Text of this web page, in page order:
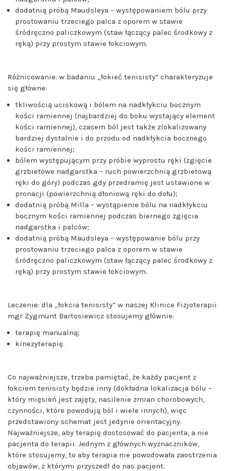
dodatnią próbą Maudsleya – występowaniem bólu przy
prostowaniu trzeciego palca z oporem w stawie
śródręczno paliczkowym (staw łączący palec środkowy z
ręką) przy prostym stawie łokciowym.
Różnicowanie: w badaniu „łokieć tenisisty” charakteryzuje
się główne:
tkliwością uciskową i bólem na nadkłykciu bocznym
kości ramiennej (najbardziej do boku wystający element
kości ramiennej), czasem ból jest także zlokalizowany
bardziej dystalnie i do przodu od nadkłykcia bocznego
kości ramiennej;
bólem występującym przy próbie wyprostu ręki (zgięcie
grzbietowe nadgarstka – ruch powierzchnią grzbietową
ręki do góry) podczas gdy przedramię jest ustawione w
pronacji (powierzchnią dłoniową ręki do dołu);
dodatnią próbą Milla – wystąpienie bólu na nadkłykciu
bocznym kości ramiennej podczas biernego zgięcia
nadgarstka i palców;
dodatnią próbą Maudsleya – występowanie bólu przy
prostowaniu trzeciego palca z oporem w stawie
śródręczno paliczkowym (staw łączący palec środkowy z
ręką) przy prostym stawie łokciowym.
Leczenie: dla „łokcia tenisisty” w naszej Klinice Fizjoterapii
mgr Zygmunt Bartosiewicz stosujemy głównie:
terapię manualną;
kinezyterapię.
Co najważniejsze, trzeba pamiętać, że każdy pacjent z
łokciem tenisisty będzie inny (dokładna lokalizacja bólu –
który mięsień jest zajęty, nasilenie zmian chorobowych,
czynności, które powodują ból i wiele innych), więc
przedstawiony schemat jest jedynie orientacyjny.
Najważniejsze, aby terapię dostosować do pacjenta, a nie
pacjenta do terapii. Jednym z głównych wyznaczników,
które stosujemy, to aby terapia nie powodowała zaostrzenia
objawów, z którymi przyszedł do nas pacjent.